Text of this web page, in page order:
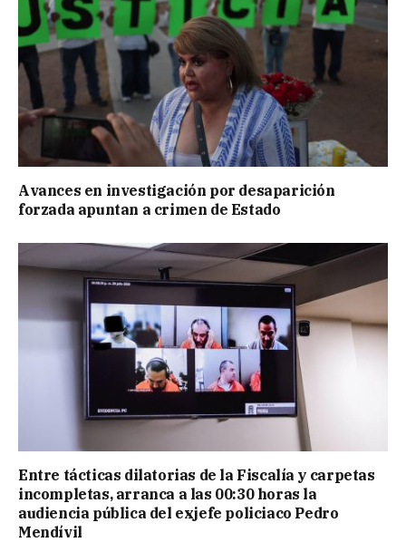
Avances en investigación por desaparición
forzada apuntan a crimen de Estado
Entre tácticas dilatorias de la Fiscalía y carpetas
incompletas, arranca a las 00:30 horas la
audiencia pública del exjefe policiaco Pedro
Mendívil